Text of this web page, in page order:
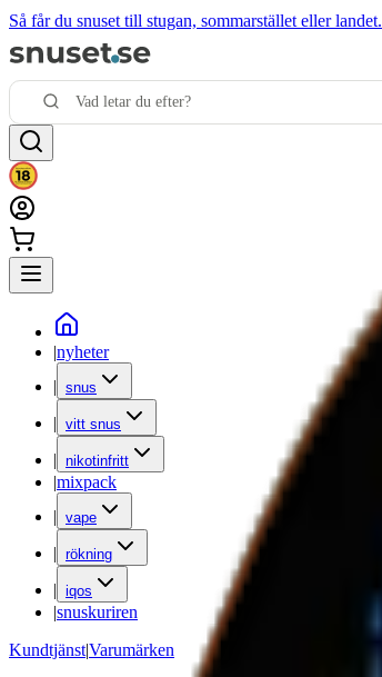
Så får du snuset till stugan, sommarstället eller landet.
|nyheter
| snus
| vitt snus
| nikotinfritt
|mixpack
| vape
| rökning
| iqos
|snuskuriren
Kundtjänst|Varumärken